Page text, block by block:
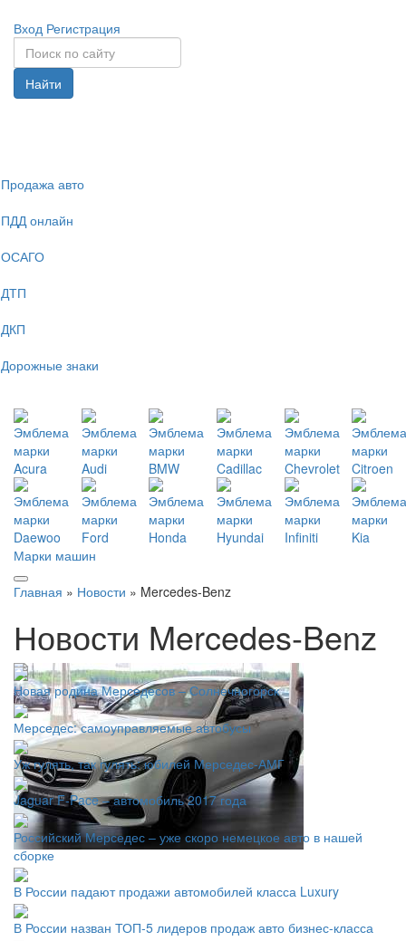
Вход Регистрация
Найти
Продажа авто
ПДД онлайн
ОСАГО
ДТП
ДКП
Дорожные знаки
Марки машин
Главная » Новости » Mercedes-Benz
Новости Mercedes-Benz
Новая родина Мерседесов – Солнечногорск
Мерседес: самоуправляемые автобусы
Уж гулять, так гулять: юбилей Мерседес-АМГ
Jaguar F-Pace – автомобиль 2017 года
Российский Мерседес – уже скоро немецкое авто в нашей
сборке
В России падают продажи автомобилей класса Luxury
В России назван ТОП-5 лидеров продаж авто бизнес-класса